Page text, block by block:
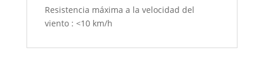
Resistencia máxima a la velocidad del
viento: <10 km/h